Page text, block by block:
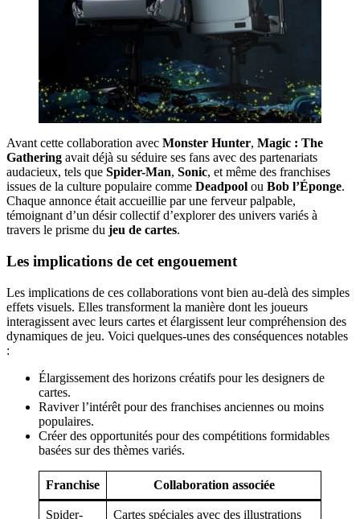
Avant cette collaboration avec Monster Hunter, Magic : The
Gathering avait déjà su séduire ses fans avec des partenariats
audacieux, tels que Spider-Man, Sonic, et même des franchises
issues de la culture populaire comme Deadpool ou Bob l’Éponge.
Chaque annonce était accueillie par une ferveur palpable,
témoignant d’un désir collectif d’explorer des univers variés à
travers le prisme du jeu de cartes.
Les implications de cet engouement
Les implications de ces collaborations vont bien au-delà des simples
effets visuels. Elles transforment la manière dont les joueurs
interagissent avec leurs cartes et élargissent leur compréhension des
dynamiques de jeu. Voici quelques-unes des conséquences notables
:
Élargissement des horizons créatifs pour les designers de
cartes.
Raviver l’intérêt pour des franchises anciennes ou moins
populaires.
Créer des opportunités pour des compétitions formidables
basées sur des thèmes variés.
Franchise Collaboration associée
Spider-
Cartes spéciales avec des illustrations